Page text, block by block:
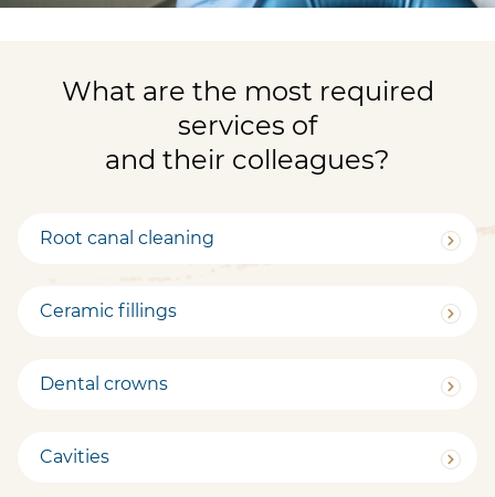
What are the most required
services of
and their colleagues?
Root canal cleaning
Ceramic fillings
Dental crowns
Cavities